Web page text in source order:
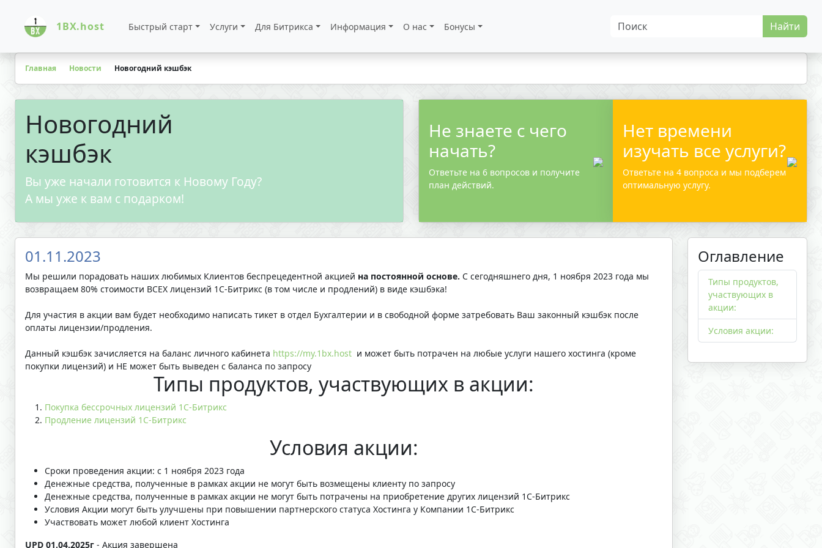
1BX.host Быстрый старт Услуги Для Битрикса Информация О нас Бонусы Найти
Главная Новости Новогодний кэшбэк
Новогодний
кэшбэк
Вы уже начали готовится к Новому Году?
А мы уже к вам с подарком!
Не знаете с чего
начать?
Ответьте на 6 вопросов и получите
план действий.
Нет времени
изучать все услуги?
Ответьте на 4 вопроса и мы подберем
оптимальную услугу.
01.11.2023
Мы решили порадовать наших любимых Клиентов беспрецедентной акцией на постоянной основе. С сегодняшнего дня, 1 ноября 2023 года мы
возвращаем 80% стоимости ВСЕХ лицензий 1С-Битрикс (в том числе и продлений) в виде кэшбэка!
Для участия в акции вам будет необходимо написать тикет в отдел Бухгалтерии и в свободной форме затребовать Ваш законный кэшбэк после
оплаты лицензии/продления.
Данный кэшбэк зачисляется на баланс личного кабинета https://my.1bx.host и может быть потрачен на любые услуги нашего хостинга (кроме
покупки лицензий) и НЕ может быть выведен с баланса по запросу
Типы продуктов, участвующих в акции:
Покупка бессрочных лицензий 1С-Битрикс
Продление лицензий 1С-Битрикс
Условия акции:
Сроки проведения акции: с 1 ноября 2023 года
Денежные средства, полученные в рамках акции не могут быть возмещены клиенту по запросу
Денежные средства, полученные в рамках акции не могут быть потрачены на приобретение других лицензий 1С-Битрикс
Условия Акции могут быть улучшены при повышении партнерского статуса Хостинга у Компании 1С-Битрикс
Участвовать может любой клиент Хостинга
UPD 01.04.2025г - Акция завершена
Оглавление
Типы продуктов,
участвующих в
акции:
Условия акции: